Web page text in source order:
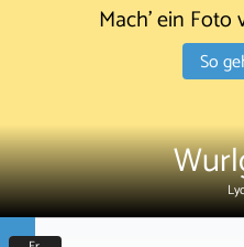
Mach' ein Foto
So